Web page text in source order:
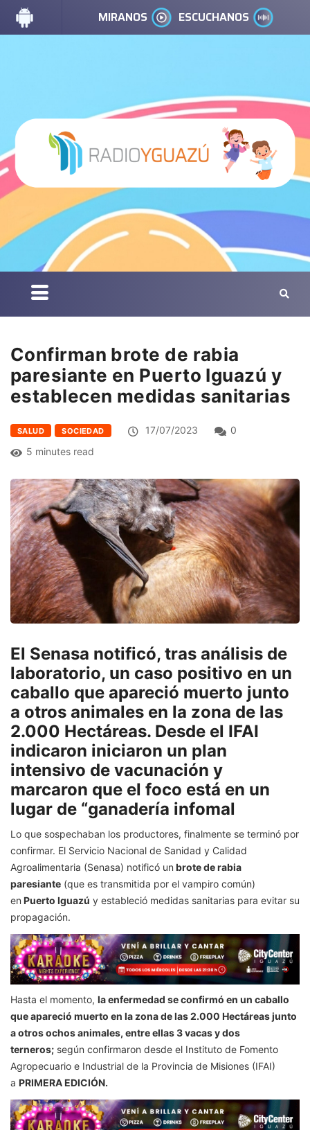
MIRANOS ESCUCHANOS
Confirman brote de rabia
paresiante en Puerto Iguazú y
establecen medidas sanitarias
SALUD SOCIEDAD 17/07/2023
0
5 minutes read
El Senasa notificó, tras análisis de
laboratorio, un caso positivo en un
caballo que apareció muerto junto
a otros animales en la zona de las
2.000 Hectáreas. Desde el IFAI
indicaron iniciaron un plan
intensivo de vacunación y
marcaron que el foco está en un
lugar de “ganadería infomal
Lo que sospechaban los productores, finalmente se terminó por
confirmar. El Servicio Nacional de Sanidad y Calidad
Agroalimentaria (Senasa) notificó un brote de rabia
paresiante (que es transmitida por el vampiro común)
en Puerto Iguazú y estableció medidas sanitarias para evitar su
propagación.
Hasta el momento, la enfermedad se confirmó en un caballo
que apareció muerto en la zona de las 2.000 Hectáreas junto
a otros ochos animales, entre ellas 3 vacas y dos
terneros; según confirmaron desde el Instituto de Fomento
Agropecuario e Industrial de la Provincia de Misiones (IFAI)
a PRIMERA EDICIÓN.